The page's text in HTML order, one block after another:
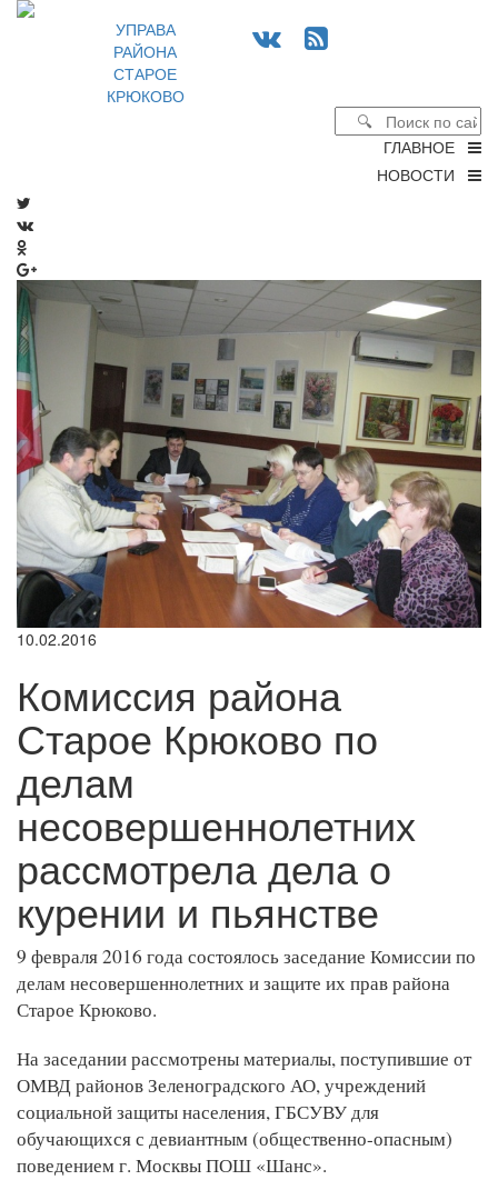
УПРАВА
РАЙОНА
СТАРОЕ
КРЮКОВО
ГЛАВНОЕ
НОВОСТИ
10.02.2016
Комиссия района
Старое Крюково по
делам
несовершеннолетних
рассмотрела дела о
курении и пьянстве
9 февраля 2016 года состоялось заседание Комиссии по
делам несовершеннолетних и защите их прав района
Старое Крюково.
На заседании рассмотрены материалы, поступившие от
ОМВД районов Зеленоградского АО, учреждений
социальной защиты населения, ГБСУВУ для
обучающихся с девиантным (общественно-опасным)
поведением г. Москвы ПОШ «Шанс».